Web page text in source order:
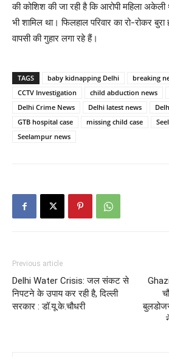
की कोशिश की जा रही है कि आरोपी महिला
भी शामिल था। फिलहाल परिवार का रो-रोकर
वापसी की गुहार लगा रहे हैं।
TAGS baby kidnapping Delhi
breaking
CCTV Investigation
child abduction news
Delhi Crime News
Delhi latest news
GTB hospital case
missing child case
Seelampur news
Previous article
Delhi Water Crisis: जल संकट से
निपटने के उपाय कर रही है, दिल्ली
सरकार : डॉ.यू.के.चौधरी